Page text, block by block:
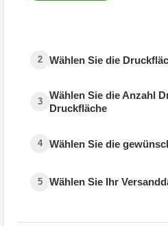
2 Wählen Sie die
3
Wählen Sie die Anzahl
Druckfläche
4 Wählen Sie die
5 Wählen Sie Ihr